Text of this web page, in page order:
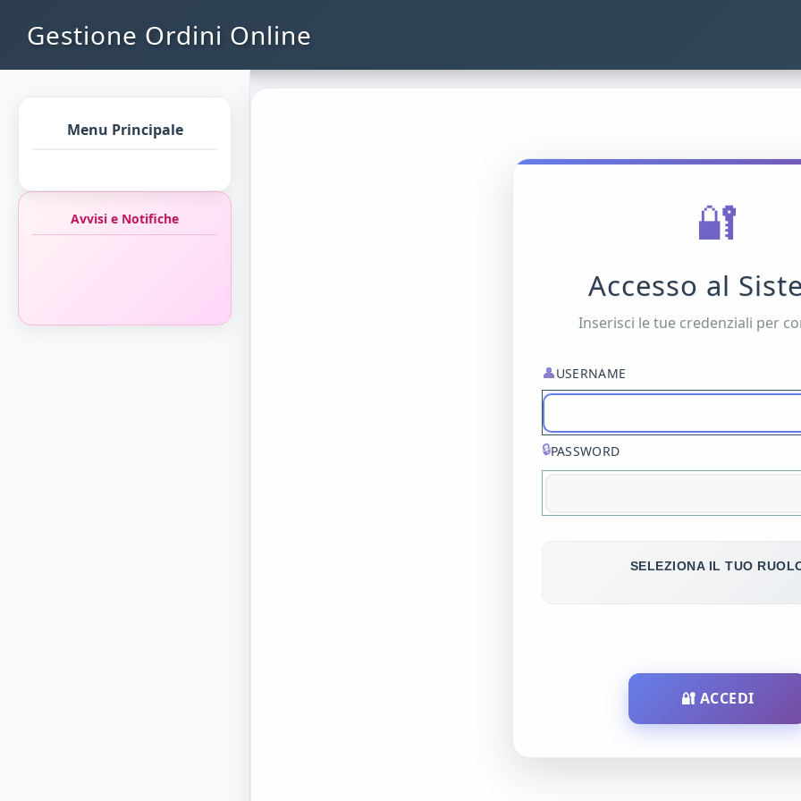
Gestione Ordini Online
Menu Principale
Avvisi e Notifiche 🔐
Accesso al
Inserisci le tue credenziali per
👤USERNAME
🔒PASSWORD
SELEZIONA IL TUO
🔐 ACCEDI